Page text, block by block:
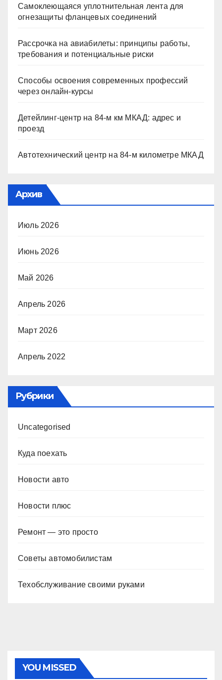
Самоклеющаяся уплотнительная лента для
огнезащиты фланцевых соединений
Рассрочка на авиабилеты: принципы работы,
требования и потенциальные риски
Способы освоения современных профессий
через онлайн-курсы
Детейлинг-центр на 84-м км МКАД: адрес и
проезд
Автотехнический центр на 84-м километре МКАД
Архив
Июль 2026
Июнь 2026
Май 2026
Апрель 2026
Март 2026
Апрель 2022
Рубрики
Uncategorised
Куда поехать
Новости авто
Новости плюс
Ремонт — это просто
Советы автомобилистам
Техобслуживание своими руками
YOU MISSED